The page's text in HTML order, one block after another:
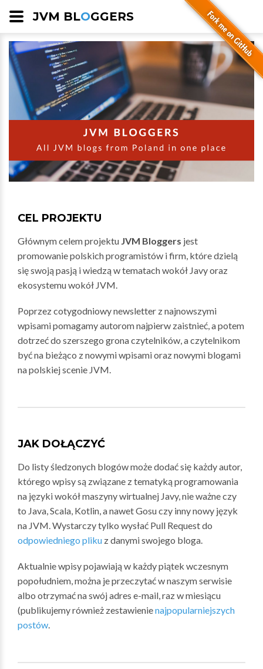
JVM BLOGGERS
CEL PROJEKTU
Głównym celem projektu JVM Bloggers jest
promowanie polskich programistów i firm, które dzielą
się swoją pasją i wiedzą w tematach wokół Javy oraz
ekosystemu wokół JVM.
Poprzez cotygodniowy newsletter z najnowszymi
wpisami pomagamy autorom najpierw zaistnieć, a potem
dotrzeć do szerszego grona czytelników, a czytelnikom
być na bieżąco z nowymi wpisami oraz nowymi blogami
na polskiej scenie JVM.
JAK DOŁĄCZYĆ
Do listy śledzonych blogów może dodać się każdy autor,
którego wpisy są związane z tematyką programowania
na języki wokół maszyny wirtualnej Javy, nie ważne czy
to Java, Scala, Kotlin, a nawet Gosu czy inny nowy język
na JVM. Wystarczy tylko wysłać Pull Request do
odpowiedniego pliku z danymi swojego bloga.
Aktualnie wpisy pojawiają w każdy piątek wczesnym
popołudniem, można je przeczytać w naszym serwisie
albo otrzymać na swój adres e-mail, raz w miesiącu
(publikujemy również zestawienienajpopularniejszych
postów.